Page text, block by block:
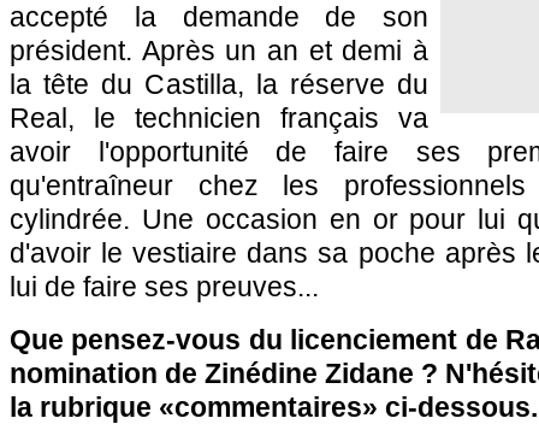
accepté la demande de son
président. Après un an et demi à
la tête du Castilla, la réserve du
Real, le technicien français va
avoir l'opportunité de faire ses
qu'entraîneur chez les
cylindrée. Une occasion en or pour lui
d'avoir le vestiaire dans sa poche après
lui de faire ses preuves...
Que pensez-vous du licenciement de
nomination de Zinédine Zidane ?
la rubrique «commentaires» ci-